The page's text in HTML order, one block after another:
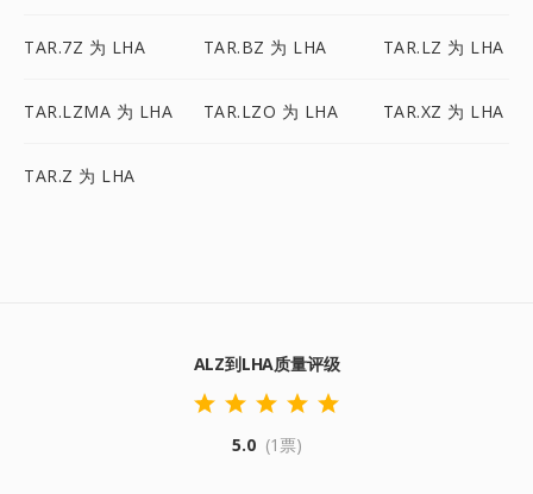
TAR.7Z 为 LHA TAR.BZ 为 LHA TAR.LZ 为 LHA
TAR.LZMA 为 LHA TAR.LZO 为 LHA TAR.XZ 为 LHA
TAR.Z 为 LHA
ALZ到LHA质量评级
5.0 (1票)